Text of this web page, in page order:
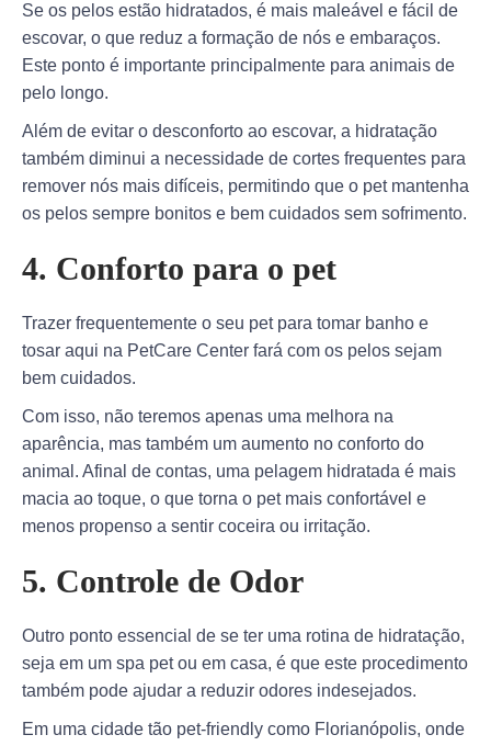
Se os pelos estão hidratados, é mais maleável e fácil de
escovar, o que reduz a formação de nós e embaraços.
Este ponto é importante principalmente para animais de
pelo longo.
Além de evitar o desconforto ao escovar, a hidratação
também diminui a necessidade de cortes frequentes para
remover nós mais difíceis, permitindo que o pet mantenha
os pelos sempre bonitos e bem cuidados sem sofrimento.
4. Conforto para o pet
Trazer frequentemente o seu pet para tomar banho e
tosar aqui na PetCare Center fará com os pelos sejam
bem cuidados.
Com isso, não teremos apenas uma melhora na
aparência, mas também um aumento no conforto do
animal. Afinal de contas, uma pelagem hidratada é mais
macia ao toque, o que torna o pet mais confortável e
menos propenso a sentir coceira ou irritação.
5. Controle de Odor
Outro ponto essencial de se ter uma rotina de hidratação,
seja em um spa pet ou em casa, é que este procedimento
também pode ajudar a reduzir odores indesejados.
Em uma cidade tão pet-friendly como Florianópolis, onde